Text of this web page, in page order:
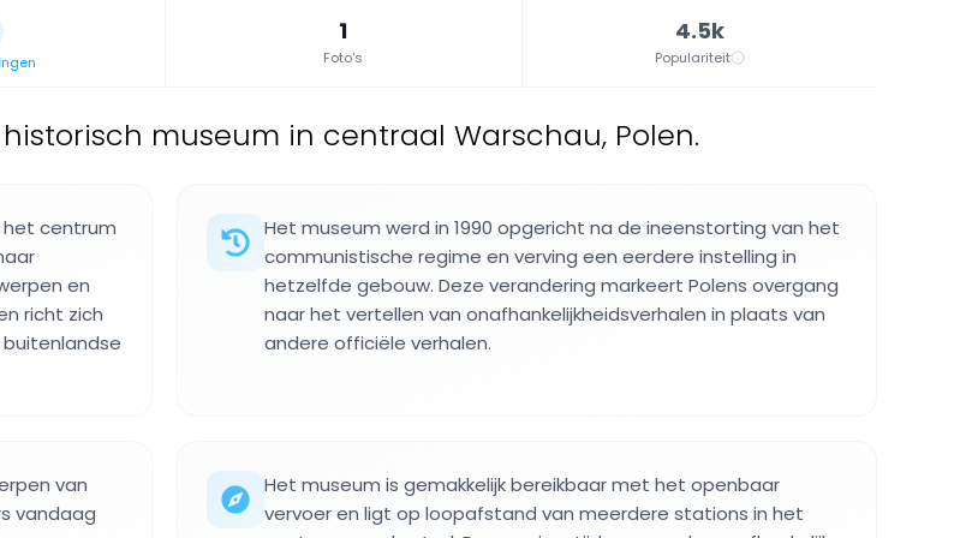
1
Foto's
4.5k
Populariteit
museum in centraal Warschau, Polen.
het centrum
en
richt zich
Het museum werd in 1990 opgericht na de ineenstorting van het
communistische regime en verving een eerdere instelling in
hetzelfde gebouw. Deze verandering markeert Polens overgang
naar het vertellen van onafhankelijkheidsverhalen in plaats van
andere officiële verhalen.
van
vandaag
Het museum is gemakkelijk bereikbaar met het openbaar
vervoer en ligt op loopafstand van meerdere stations in het